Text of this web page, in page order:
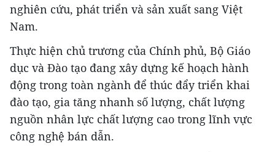
nghiên cứu, phát triển và sản xuất sang Việt
Nam.
Thực hiện chủ trương của Chính phủ, Bộ Giáo
dục và Đào tạo đang xây dựng kế hoạch hành
động trong toàn ngành để thúc đẩy triển khai
đào tạo, gia tăng nhanh số lượng, chất lượng
nguồn nhân lực chất lượng cao trong lĩnh vực
công nghệ bán dẫn.